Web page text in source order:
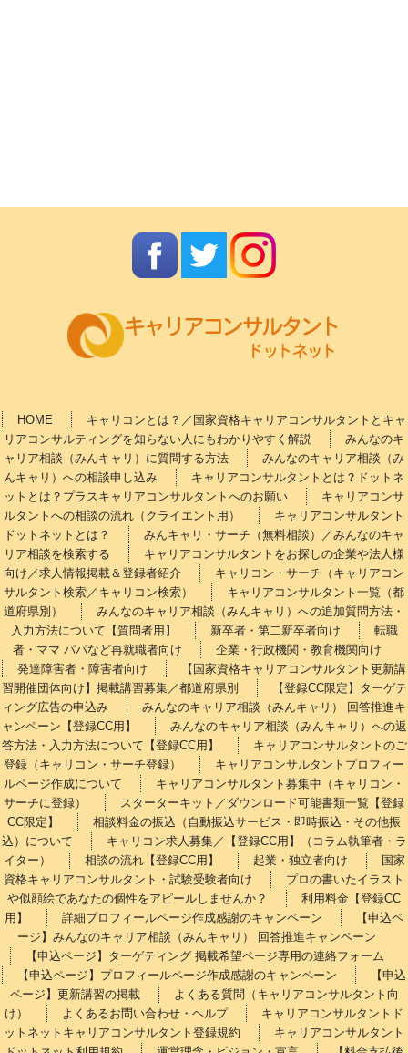
HOME
キャリコンとは？／国家資格キャリアコンサルタントとキャ
リアコンサルティングを知らない人にもわかりやすく解説
みんなのキ
ャリア相談（みんキャリ）に質問する方法
みんなのキャリア相談（み
んキャリ）への相談申し込み
キャリアコンサルタントとは？ドットネ
ットとは？プラスキャリアコンサルタントへのお願い
キャリアコンサ
ルタントへの相談の流れ（クライエント用）
キャリアコンサルタント
ドットネットとは？
みんキャリ・サーチ（無料相談）／みんなのキャ
リア相談を検索する
キャリアコンサルタントをお探しの企業や法人様
向け／求人情報掲載＆登録者紹介
キャリコン・サーチ（キャリアコン
サルタント検索／キャリコン検索）
キャリアコンサルタント一覧（都
道府県別）
みんなのキャリア相談（みんキャリ）への追加質問方法・
入力方法について【質問者用】
新卒者・第二新卒者向け
転職
者・ママ パパなど再就職者向け
企業・行政機関・教育機関向け
発達障害者・障害者向け
【国家資格キャリアコンサルタント更新講
習開催団体向け】掲載講習募集／都道府県別
【登録CC限定】ターゲテ
ィング広告の申込み
みんなのキャリア相談（みんキャリ） 回答推進キ
ャンペーン【登録CC用】
みんなのキャリア相談（みんキャリ）への返
答方法・入力方法について【登録CC用】
キャリアコンサルタントのご
登録（キャリコン・サーチ登録）
キャリアコンサルタントプロフィー
ルページ作成について
キャリアコンサルタント募集中（キャリコン・
サーチに登録）
スターターキット／ダウンロード可能書類一覧【登録
CC限定】
相談料金の振込（自動振込サービス・即時振込・その他振
込）について
キャリコン求人募集／【登録CC用】（コラム執筆者・ラ
イター）
相談の流れ【登録CC用】 起業・独立者向け
国家
資格キャリアコンサルタント・試験受験者向け
プロの書いたイラスト
や似顔絵であなたの個性をアピールしませんか？
利用料金【登録CC
用】
詳細プロフィールページ作成感謝のキャンペーン
【申込ペ
ージ】みんなのキャリア相談（みんキャリ） 回答推進キャンペーン
【申込ページ】ターゲティング 掲載希望ページ専用の連絡フォーム
【申込ページ】プロフィールページ作成感謝のキャンペーン
【申込
ページ】更新講習の掲載
よくある質問（キャリアコンサルタント向
け）
よくあるお問い合わせ・ヘルプ
キャリアコンサルタントド
ットネットキャリアコンサルタント登録規約
キャリアコンサルタント